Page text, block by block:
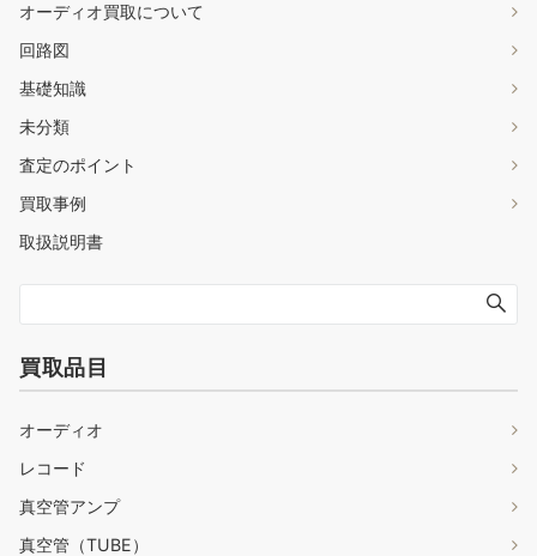
オーディオ買取について
回路図
基礎知識
未分類
査定のポイント
買取事例
取扱説明書
買取品目
オーディオ
レコード
真空管アンプ
真空管（TUBE）